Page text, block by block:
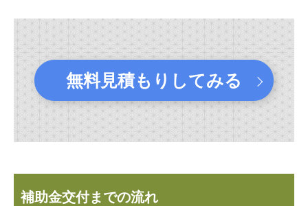
無料見積もりしてみる
補助金交付までの流れ